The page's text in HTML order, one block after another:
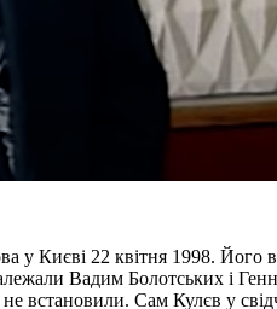
у Києві 22 квітня 1998.
Вадим Болотських і
встановили. Сам Кулєв у